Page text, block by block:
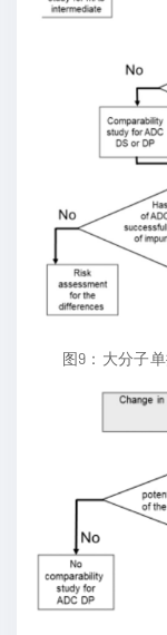
图9：大分子